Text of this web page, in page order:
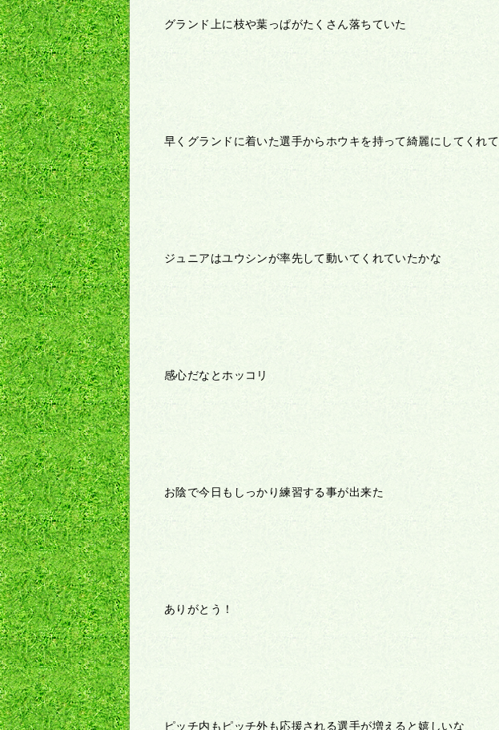
グランド上に枝や葉っぱがたくさん落ちていた
早くグランドに着いた選手からホウキを持って綺麗にしてくれて
ジュニアはユウシンが率先して動いてくれていたかな
感心だなとホッコリ
お陰で今日もしっかり練習する事が出来た
ありがとう！
ピッチ内もピッチ外も応援される選手が増えると嬉しいな